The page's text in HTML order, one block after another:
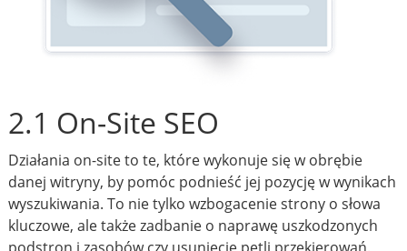
2.1 On-Site SEO
Działania on-site to te, które wykonuje się w obrębie
danej witryny, by pomóc podnieść jej pozycję w wynikach
wyszukiwania. To nie tylko wzbogacenie strony o słowa
kluczowe, ale także zadbanie o naprawę uszkodzonych
podstron i zasobów czy usunięcie pętli przekierowań.